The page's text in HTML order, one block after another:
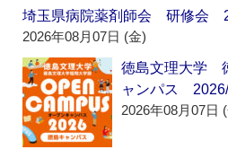
埼玉県病院薬剤師会 研修会
2026年08月07日 (金)
徳島文理大学
ャンパス
2026年08月07日